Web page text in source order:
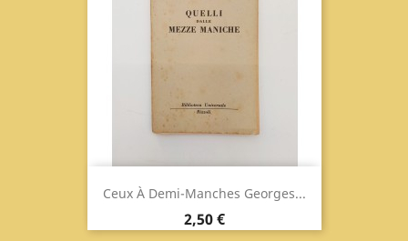
Ceux À Demi-Manches Georges...
Prix
2,50 €